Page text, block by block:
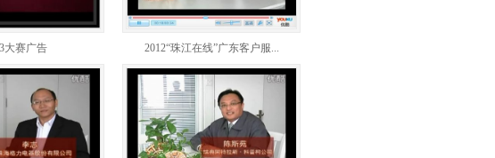
大赛广告 2012“珠江在线”广东客户服...